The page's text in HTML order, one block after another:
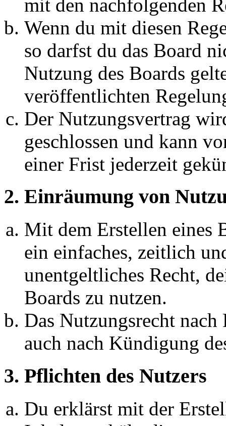
mit den nachfolgenden
Wenn du mit diesen
so darfst du das Board
Nutzung des Boards
veröffentlichten
Der Nutzungsvertrag
geschlossen und kann
einer Frist jederzeit
2. Einräumung von
Mit dem Erstellen eines
ein einfaches, zeitlich
unentgeltliches Recht,
Boards zu nutzen.
Das Nutzungsrecht
auch nach Kündigung
3. Pflichten des Nutzers
Du erklärst mit der